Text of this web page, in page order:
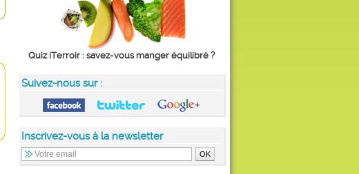
Quiz iTerroir : savez-vous manger équilibré ?
Suivez-nous sur :
Inscrivez-vous à la newsletter